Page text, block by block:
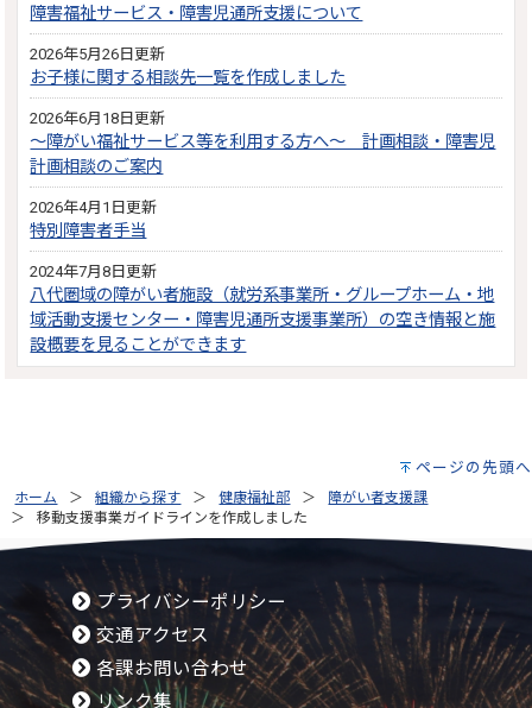
障害福祉サービス・障害児通所支援について
2026年5月26日更新
お子様に関する相談先一覧を作成しました
2026年6月18日更新
～障がい福祉サービス等を利用する方へ～ 計画相談・障害児
計画相談のご案内
2026年4月1日更新
特別障害者手当
2024年7月8日更新
八代圏域の障がい者施設（就労系事業所・グループホーム・地
域活動支援センター・障害児通所支援事業所）の空き情報と施
設概要を見ることができます
ページの先頭へ
ホーム 組織から探す 健康福祉部
障がい者支援課
移動支援事業ガイドラインを作成しました
プライバシーポリシー
交通アクセス
各課お問い合わせ
リンク集